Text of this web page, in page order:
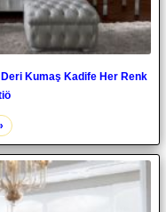
Kumaş Kadife Her Renk